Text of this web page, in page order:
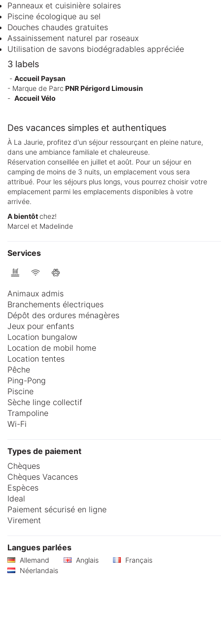
Panneaux et cuisinière solaires
Piscine écologique au sel
Douches chaudes gratuites
Assainissement naturel par roseaux
Utilisation de savons biodégradables appréciée
3 labels
- Accueil Paysan
- Marque de Parc PNR Périgord Limousin
- Accueil Vélo
Des vacances simples et authentiques
À La Jaurie, profitez d'un séjour ressourçant en pleine nature,
dans une ambiance familiale et chaleureuse.
Réservation conseillée en juillet et août. Pour un séjour en
camping de moins de 3 nuits, un emplacement vous sera
attribué. Pour les séjours plus longs, vous pourrez choisir votre
emplacement parmi les emplacements disponibles à votre
arrivée.
A bientôtchez!
Marcel et Madelinde
Services
Animaux admis
Branchements électriques
Dépôt des ordures ménagères
Jeux pour enfants
Location bungalow
Location de mobil home
Location tentes
Pêche
Ping-Pong
Piscine
Sèche linge collectif
Trampoline
Wi-Fi
Types de paiement
Chèques
Chèques Vacances
Espèces
Ideal
Paiement sécurisé en ligne
Virement
Langues parlées
Allemand Anglais
Français
Néerlandais